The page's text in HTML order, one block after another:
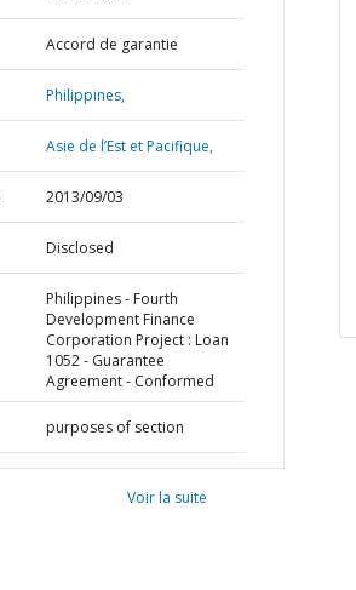
Accord de garantie
Philippines,
Asie de l’Est et Pacifique,
2013/09/03
Disclosed
Philippines - Fourth
Development Finance
Corporation Project : Loan
1052 - Guarantee
Agreement - Conformed
purposes of section
Voir la suite